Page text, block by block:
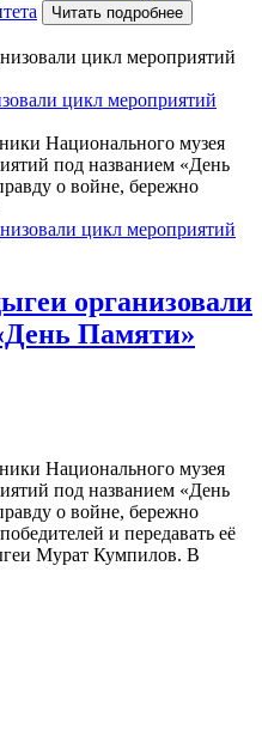
Читать подробнее
цикл мероприятий
Национального музея
под названием «День
о войне, бережно
организовали
Памяти»
Национального музея
под названием «День
о войне, бережно
и передавать её
Мурат Кумпилов. В